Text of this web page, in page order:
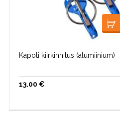
Kapoti kiirkinnitus (alumiinium)
13.00 €